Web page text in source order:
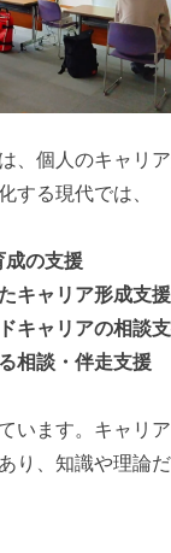
、個人のキャリ
する現代では、
成の支援
キャリア形成支援
キャリアの相談
相談・伴走支援
います。キャリ
り、知識や理論だ